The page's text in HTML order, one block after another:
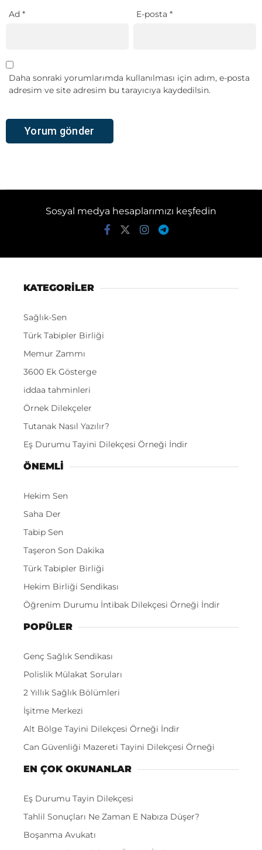
Ad * E-posta*
Daha sonraki yorumlarımda kullanılması için adım, e-posta
adresim ve site adresim bu tarayıcıya kaydedilsin.
Sosyal medya hesaplarımızı keşfedin
KATEGORİLER
Sağlık-Sen
Türk Tabipler Birliği
Memur Zammı
3600 Ek Gösterge
iddaa tahminleri
Örnek Dilekçeler
Tutanak Nasıl Yazılır?
Eş Durumu Tayini Dilekçesi Örneği İndir
ÖNEMLI
Hekim Sen
Saha Der
Tabip Sen
Taşeron Son Dakika
Türk Tabipler Birliği
Hekim Birliği Sendikası
Öğrenim Durumu İntibak Dilekçesi Örneği İndir
POPÜLER
Genç Sağlık Sendikası
Polislik Mülakat Soruları
2 Yıllık Sağlık Bölümleri
İşitme Merkezi
Alt Bölge Tayini Dilekçesi Örneği İndir
Can Güvenliği Mazereti Tayini Dilekçesi Örneği
EN ÇOK OKUNANLAR
Eş Durumu Tayin Dilekçesi
Tahlil Sonuçları Ne Zaman E Nabıza Düşer?
Boşanma Avukatı